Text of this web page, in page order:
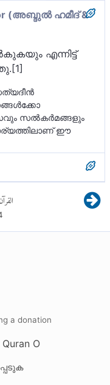
(അബ്ദുല്‍ ഹമീദ് &
എന്നിട്ട്
സല്‍കര്‍മങ്ങളും
ഈ
എന്നിട്ട്
അവൻ
a donation
O